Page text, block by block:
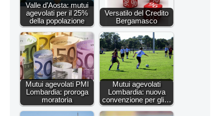
Valle d’Aosta: mutui
agevolati per il 25%
della popolazione
Versatilo del Credito
Bergamasco
Mutui agevolati PMI
Lombardia: proroga
moratoria
Mutui agevolati
Lombardia: nuova
convenzione per gli…